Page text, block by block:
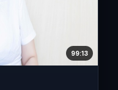
99:13